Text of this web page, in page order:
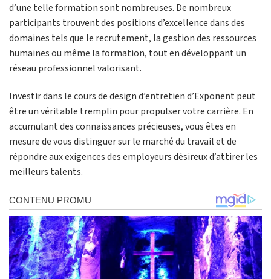
d’une telle formation sont nombreuses. De nombreux
participants trouvent des positions d’excellence dans des
domaines tels que le recrutement, la gestion des ressources
humaines ou même la formation, tout en développant un
réseau professionnel valorisant.
Investir dans le cours de design d’entretien d’Exponent peut
être un véritable tremplin pour propulser votre carrière. En
accumulant des connaissances précieuses, vous êtes en
mesure de vous distinguer sur le marché du travail et de
répondre aux exigences des employeurs désireux d’attirer les
meilleurs talents.